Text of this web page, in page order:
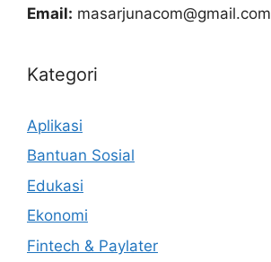
Email: masarjunacom@gmail.com
Kategori
Aplikasi
Bantuan Sosial
Edukasi
Ekonomi
Fintech & Paylater